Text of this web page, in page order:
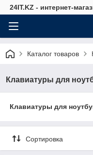
24IT.KZ - интернет-
Каталог товаров
Клавиатуры для
Клавиатуры для
Сортировка